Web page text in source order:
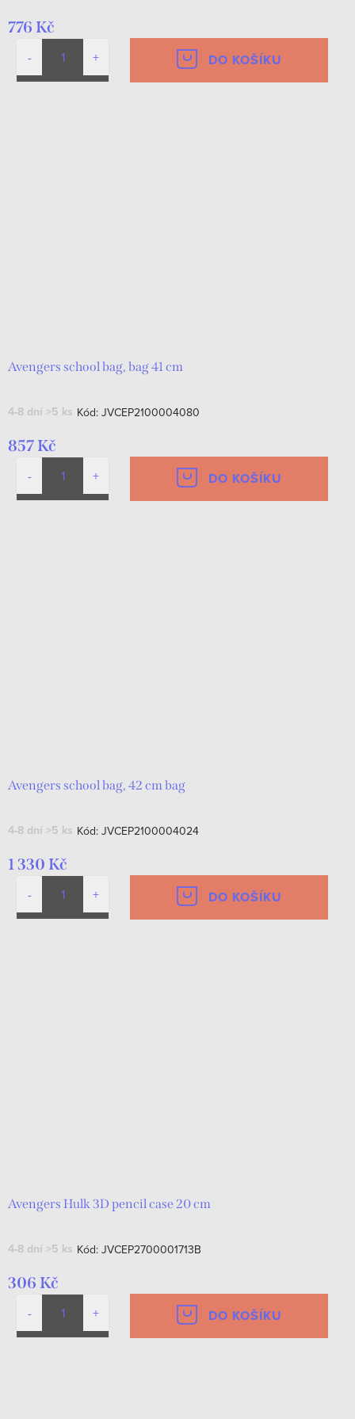
776 Kč
DO KOŠÍKU
Avengers school bag, bag 41 cm
4-8 dní >5 ks Kód: JVCEP2100004080
857 Kč
DO KOŠÍKU
Avengers school bag, 42 cm bag
4-8 dní >5 ks Kód: JVCEP2100004024
1 330 Kč
DO KOŠÍKU
Avengers Hulk 3D pencil case 20 cm
4-8 dní >5 ks Kód: JVCEP2700001713B
306 Kč
DO KOŠÍKU